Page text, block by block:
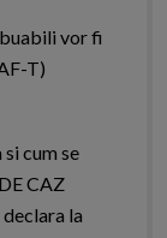
vor fi
T)
cum se
CAZ
la